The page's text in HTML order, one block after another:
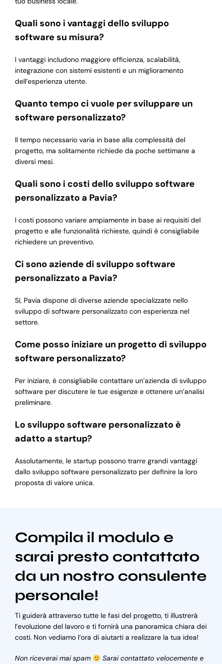
Quali sono i vantaggi dello sviluppo
software su misura?
I vantaggi includono maggiore efficienza, scalabilità,
integrazione con sistemi esistenti e un miglioramento
dell’esperienza utente.
Quanto tempo ci vuole per sviluppare un
software personalizzato?
Il tempo necessario varia in base alla complessità del
progetto, ma solitamente richiede da poche settimane a
diversi mesi.
Quali sono i costi dello sviluppo software
personalizzato a Pavia?
I costi possono variare ampiamente in base ai requisiti del
progetto e alle funzionalità richieste, quindi è consigliabile
richiedere un preventivo.
Ci sono aziende di sviluppo software
personalizzato a Pavia?
Sì, Pavia dispone di diverse aziende specializzate nello
sviluppo di software personalizzato con esperienza nel
settore.
Come posso iniziare un progetto di sviluppo
software personalizzato?
Per iniziare, è consigliabile contattare un’azienda di sviluppo
software per discutere le tue esigenze e ottenere un’analisi
preliminare.
Lo sviluppo software personalizzato è
adatto a startup?
Assolutamente, le startup possono trarre grandi vantaggi
dallo sviluppo software personalizzato per definire la loro
proposta di valore unica.
Compila il modulo e
sarai presto contattato
da un nostro consulente
personale!
Ti guiderà attraverso tutte le fasi del progetto, ti illustrerà
l’evoluzione del lavoro e ti fornirà una panoramica chiara dei
costi. Non vediamo l’ora di aiutarti a realizzare la tua idea!
Non riceverai mai spam
Sarai contattato velocemente e